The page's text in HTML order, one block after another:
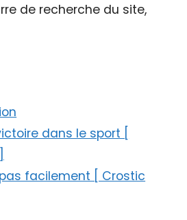
de recherche du site,
dans le sport [
facilement [ Crostic